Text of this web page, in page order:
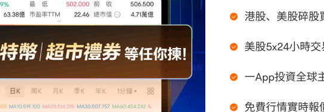
超300億美元，2026年預計擴張至數萬億美元級，以太坊
獲這一價值。 $SharpLink (SBET.US)$
穩定幣、代幣化 RWA 的激增以及主權財富基金日益增長的
TVL在 2026 年大幅增長到 2026 年年底。
。